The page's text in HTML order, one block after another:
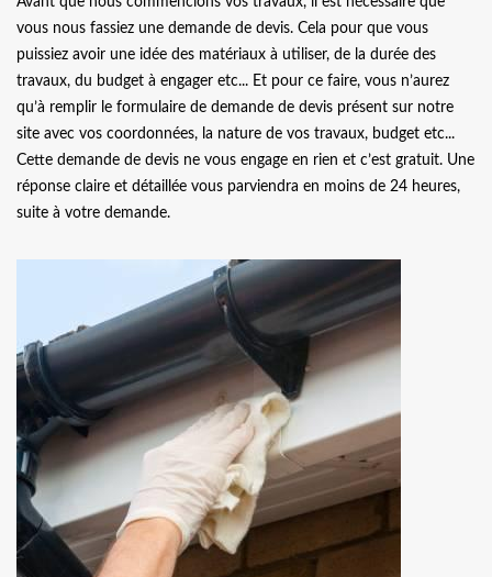
vous nous fassiez une demande de devis. Cela pour que vous
puissiez avoir une idée des matériaux à utiliser, de la durée des
travaux, du budget à engager etc... Et pour ce faire, vous n’aurez
qu’à remplir le formulaire de demande de devis présent sur notre
site avec vos coordonnées, la nature de vos travaux, budget etc...
Cette demande de devis ne vous engage en rien et c’est gratuit. Une
réponse claire et détaillée vous parviendra en moins de 24 heures,
suite à votre demande.